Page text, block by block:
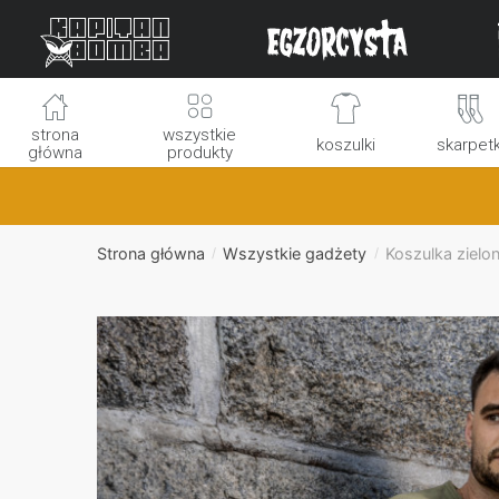
navigation
content
strona
główna
wszystkie
produkty
koszulki
Strona główna / Wszystkie gadżety / Koszulka